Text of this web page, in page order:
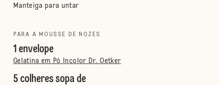
Manteiga para untar
PARA A MOUSSE DE NOZES
1 envelope
Gelatina em Pó Incolor Dr. Oetker
5 colheres sopa de